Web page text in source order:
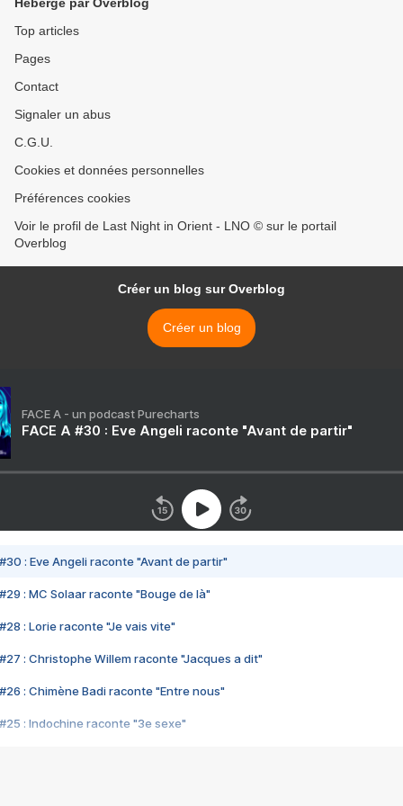
Top articles
Pages
Contact
Signaler un abus
C.G.U.
Cookies et données personnelles
Préférences cookies
Voir le profil de Last Night in Orient - LNO © sur le portail
Overblog
Créer un blog sur Overblog
Créer un blog
FACE A - un podcast Purecharts
FACE A #30 : Eve Angeli raconte "Avant de partir"
#30 : Eve Angeli raconte "Avant de partir"
#29 : MC Solaar raconte "Bouge de là"
#28 : Lorie raconte "Je vais vite"
#27 : Christophe Willem raconte "Jacques a dit"
#26 : Chimène Badi raconte "Entre nous"
#25 : Indochine raconte "3e sexe"